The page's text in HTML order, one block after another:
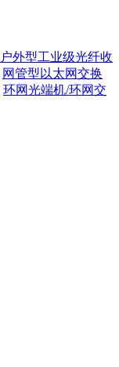
户外型工业级光纤收
网管型以太网交换
环网光端机/环网交